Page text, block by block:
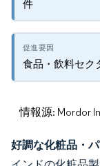
件
食品・飲料セク
情報源: Mordor
好調な化粧品・